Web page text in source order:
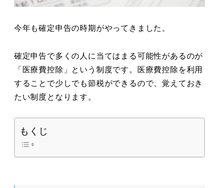
今年も確定申告の時期がやってきました。
確定申告で多くの人に当てはまる可能性があるのが
「医療費控除」という制度です。医療費控除を利用
することで少しでも節税ができるので、覚えておき
たい制度となります。
もくじ